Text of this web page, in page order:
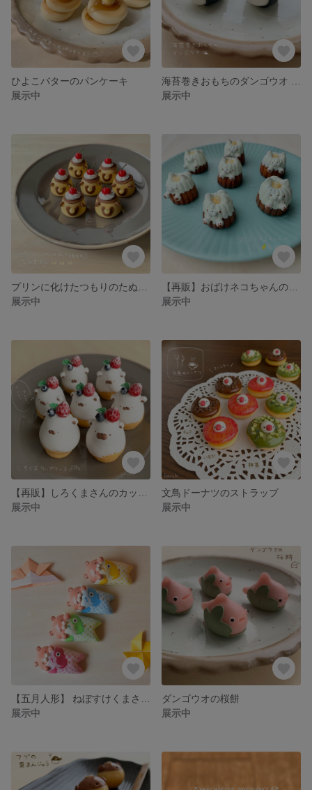
ひよこバターのパンケーキ
展示中
展示中
展示中
展示中
展示中
文鳥ドーナツのストラップ
展示中
展示中
ダンゴウオの桜餅
展示中